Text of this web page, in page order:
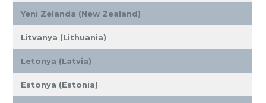
Yeni Zelanda (New Zealand)
Litvanya (Lithuania)
Letonya (Latvia)
Estonya (Estonia)